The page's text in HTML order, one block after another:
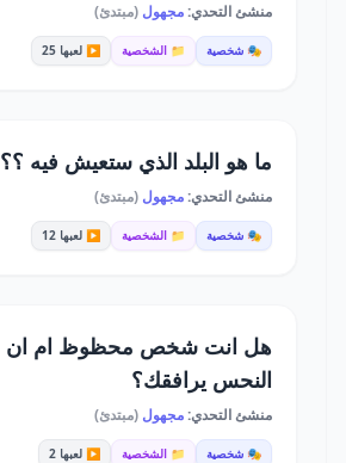
منشئ التحدي:مجهول (مبتدئ)
🎭 شخصية 📁 الشخصية ▶️ لعبها 25
ما هو البلد الذي ستعيش فيه ؟؟
منشئ التحدي:مجهول (مبتدئ)
🎭 شخصية 📁 الشخصية ▶️ لعبها 12
هل انت شخص محظوظ ام ان
النحس يرافقك؟
منشئ التحدي:مجهول (مبتدئ)
🎭 شخصية 📁 الشخصية ▶️ لعبها 2